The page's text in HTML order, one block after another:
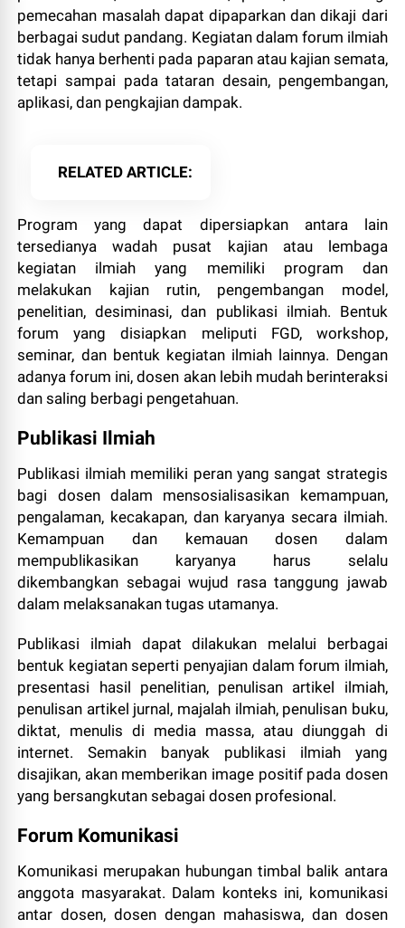
pemecahan masalah dapat dipaparkan dan dikaji dari
berbagai sudut pandang. Kegiatan dalam forum ilmiah
tidak hanya berhenti pada paparan atau kajian semata,
tetapi sampai pada tataran desain, pengembangan,
aplikasi, dan pengkajian dampak.
RELATED ARTICLE
Program yang dapat dipersiapkan antara lain
tersedianya wadah pusat kajian atau lembaga
kegiatan ilmiah yang memiliki program dan
melakukan kajian rutin, pengembangan model,
penelitian, desiminasi, dan publikasi ilmiah. Bentuk
forum yang disiapkan meliputi FGD, workshop,
seminar, dan bentuk kegiatan ilmiah lainnya. Dengan
adanya forum ini, dosen akan lebih mudah berinteraksi
dan saling berbagi pengetahuan.
Publikasi Ilmiah
Publikasi ilmiah memiliki peran yang sangat strategis
bagi dosen dalam mensosialisasikan kemampuan,
pengalaman, kecakapan, dan karyanya secara ilmiah.
Kemampuan dan kemauan dosen dalam
mempublikasikan karyanya harus selalu
dikembangkan sebagai wujud rasa tanggung jawab
dalam melaksanakan tugas utamanya.
Publikasi ilmiah dapat dilakukan melalui berbagai
bentuk kegiatan seperti penyajian dalam forum ilmiah,
presentasi hasil penelitian, penulisan artikel ilmiah,
penulisan artikel jurnal, majalah ilmiah, penulisan buku,
diktat, menulis di media massa, atau diunggah di
internet. Semakin banyak publikasi ilmiah yang
disajikan, akan memberikan image positif pada dosen
yang bersangkutan sebagai dosen profesional.
Forum Komunikasi
Komunikasi merupakan hubungan timbal balik antara
anggota masyarakat. Dalam konteks ini, komunikasi
antar dosen, dosen dengan mahasiswa, dan dosen